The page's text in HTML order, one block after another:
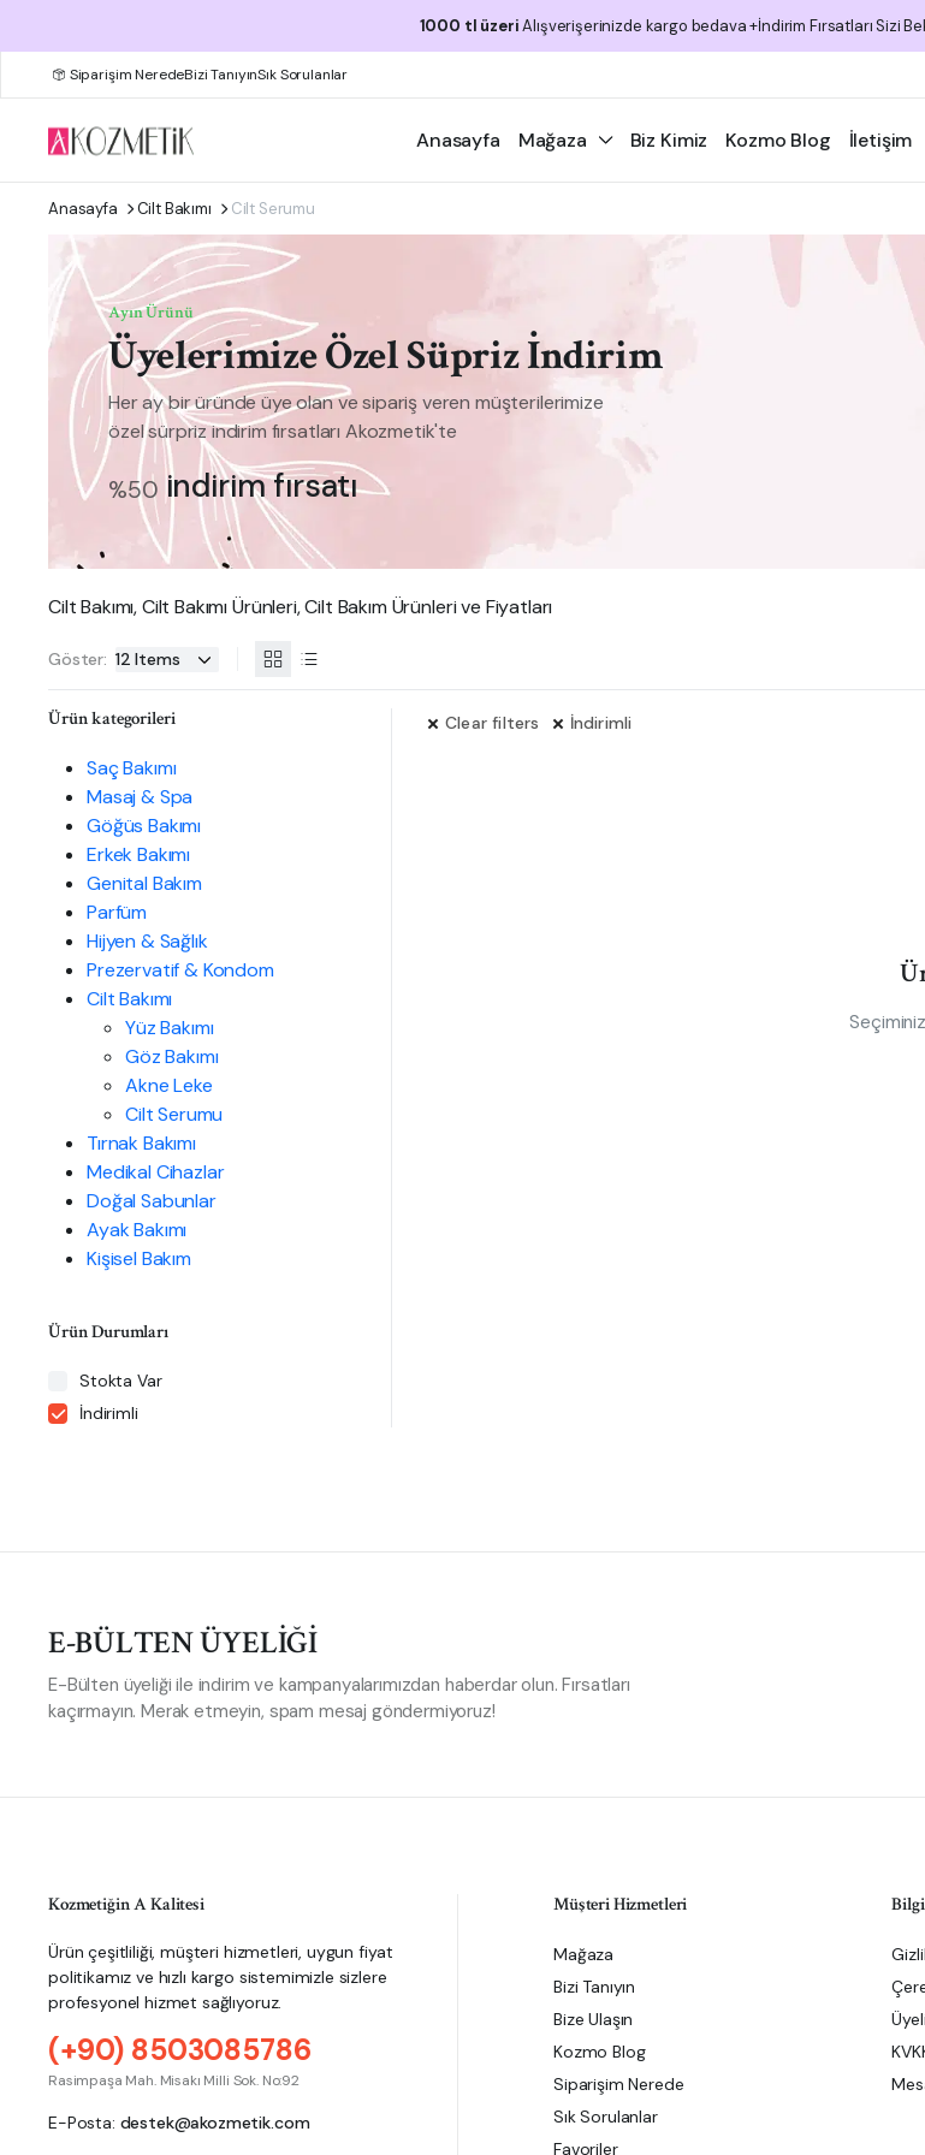
1000 tl üzeriAlışverişerinizde kargo bedava +İndirim Fırsatları Sizi
Siparişim NeredeBizi TanıyınSık Sorulanlar
Anasayfa Mağaza Biz Kimiz Kozmo Blog İletişim
Anasayfa Cilt Bakımı Cilt Serumu
Ayın Ürünü
Üyelerimize Özel Süpriz İndirim
Her ay bir üründe üye olan ve sipariş veren müşterilerimize
özel sürpriz indirim fırsatları Akozmetik'te
%50 indirim fırsatı
Cilt Bakımı, Cilt Bakımı Ürünleri, Cilt Bakım Ürünleri ve Fiyatları
Göster:
Clear filters İndirimli
Ürün kategorileri
Saç Bakımı
Masaj & Spa
Göğüs Bakımı
Erkek Bakımı
Genital Bakım
Parfüm
Hijyen & Sağlık
Prezervatif & Kondom
Cilt Bakımı
Yüz Bakımı
Göz Bakımı
Akne Leke
Cilt Serumu
Tırnak Bakımı
Medikal Cihazlar
Doğal Sabunlar
Ayak Bakımı
Kişisel Bakım
Ürün Durumları
Stokta Var
İndirimli
E-BÜLTEN ÜYELİĞİ
E-Bülten üyeliği ile indirim ve kampanyalarımızdan haberdar olun. Fırsatları
kaçırmayın. Merak etmeyin, spam mesaj göndermiyoruz!
Kozmetiğin A Kalitesi
Ürün çeşitliliği, müşteri hizmetleri, uygun fiyat
politikamız ve hızlı kargo sistemimizle sizlere
profesyonel hizmet sağlıyoruz.
(+90) 8503085786
Rasimpaşa Mah. Misakı Milli Sok. No:92
E-Posta: destek@akozmetik.com
Müşteri Hizmetleri
Mağaza
Bizi Tanıyın
Bize Ulaşın
Kozmo Blog
Siparişim Nerede
Sık Sorulanlar
Favoriler